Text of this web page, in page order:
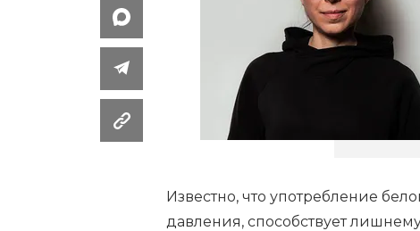
Известно, что употребление
давления, способствует